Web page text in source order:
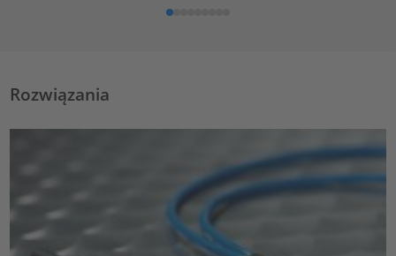
Rozwiązania